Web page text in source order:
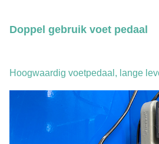
Doppel gebruik voet pedaal
Hoogwaardig voetpedaal, lange